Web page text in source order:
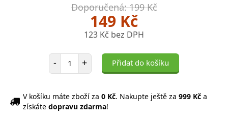
Doporučená: 199 Kč
149 Kč
123 Kč bez DPH
- Počet položek
+ Přidat do košíku
V košíku máte zboží za 0 Kč. Nakupte ještě za 999 Kč a
získáte dopravu zdarma!